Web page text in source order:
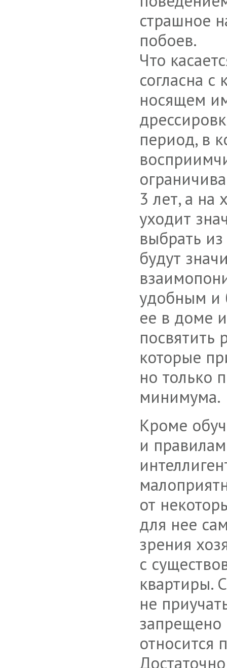
страшное
побоев.
Что
согласна с
носящем
период, в
3 лет, а на
уходит
выбрать
будут
удобным и
ее в доме
посвятить
которые
но только
минимума.
Кроме
и
от
для нее
зрения
с
квартиры.
не
запрещено
относится